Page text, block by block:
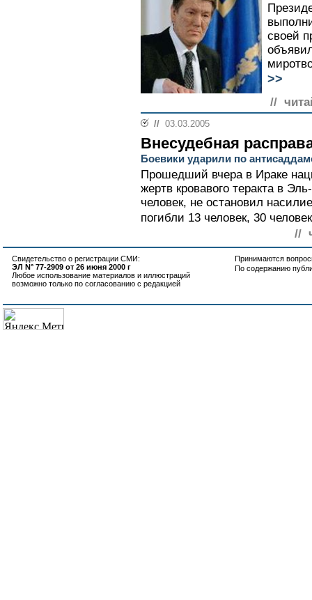
своей
>>
//
// 03.03.2005
Внесудебная
Боевики ударили по
Прошедший вчера в Ираке
жертв кровавого теракта в
человек, не остановил
погибли 13 человек, 30
//
Свидетельство о регистрации СМИ:
ЭЛ N° 77-2909 от 26 июня 2000 г
Любое использование материалов и иллюстраций
возможно только по согласованию с редакцией
Принимаются
По содержанию